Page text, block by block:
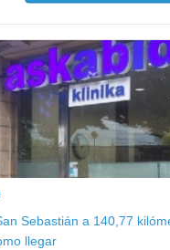
Sebastián a 140,77
llegar